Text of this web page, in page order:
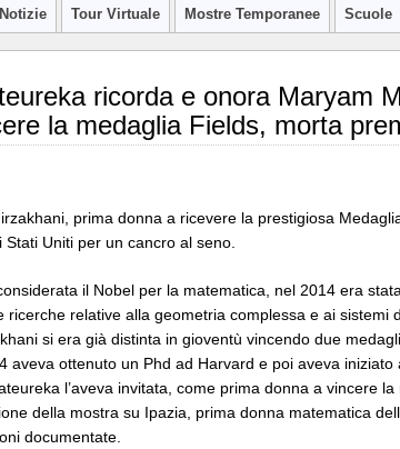
Notizie Tour Virtuale Mostre Temporanee Scuole
ricorda e onora Maryam
la medaglia Fields, morta
prima donna a ricevere la prestigiosa
Uniti per un cancro al seno.
il Nobel per la matematica, nel 2014 era
ricerche relative alla geometria complessa e ai sistemi
si era già distinta in gioventù vincendo due
aveva ottenuto un Phd ad Harvard e poi aveva iniziato
l’aveva invitata, come prima donna a vincere
della mostra su Ipazia, prima donna matematica
documentate.